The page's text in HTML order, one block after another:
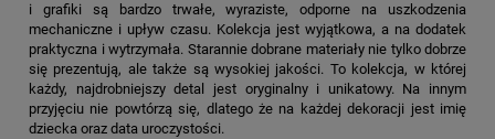
i grafiki są bardzo trwałe, wyraziste, odporne na uszkodzenia
mechaniczne i upływ czasu. Kolekcja jest wyjątkowa, a na dodatek
praktyczna i wytrzymała. Starannie dobrane materiały nie tylko dobrze
się prezentują, ale także są wysokiej jakości. To kolekcja, w której
każdy, najdrobniejszy detal jest oryginalny i unikatowy. Na innym
przyjęciu nie powtórzą się, dlatego że na każdej dekoracji jest imię
dziecka oraz data uroczystości.